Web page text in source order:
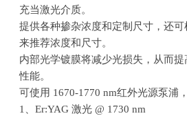
充当激光介质。
提供各种掺杂浓度和定制尺寸，还
来推荐浓度和尺寸。
内部光学镀膜将减少光损失，从而提
性能。
可使用 1670-1770 nm红外光源泵浦
1、Er:YAG激光 @ 1730 nm